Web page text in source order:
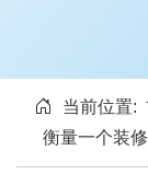
当前位置:
衡量一个装